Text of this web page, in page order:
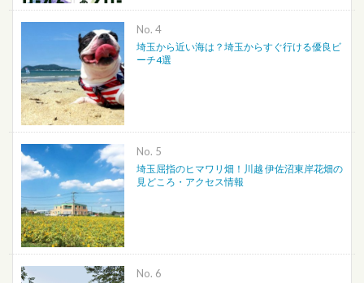
No.
埼玉から近い海は？埼玉からすぐ行ける優良ビ
ーチ4選
No.
埼玉屈指のヒマワリ畑！川越 伊佐沼東岸花畑の
見どころ・アクセス情報
No.